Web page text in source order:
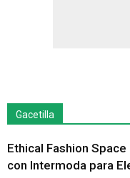
Gacetilla
Ethical Fashion
con Intermoda para